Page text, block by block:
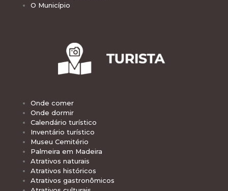
O Município
Onde comer
Onde dormir
Calendário turístico
Inventário turístico
Museu Cemitério
Palmeira em Madeira
Atrativos naturais
Atrativos históricos
Atrativos gastronômicos